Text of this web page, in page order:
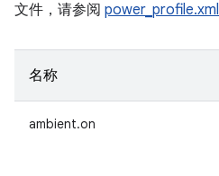
文件，请参阅 power_profile.xml
名称
ambient.on